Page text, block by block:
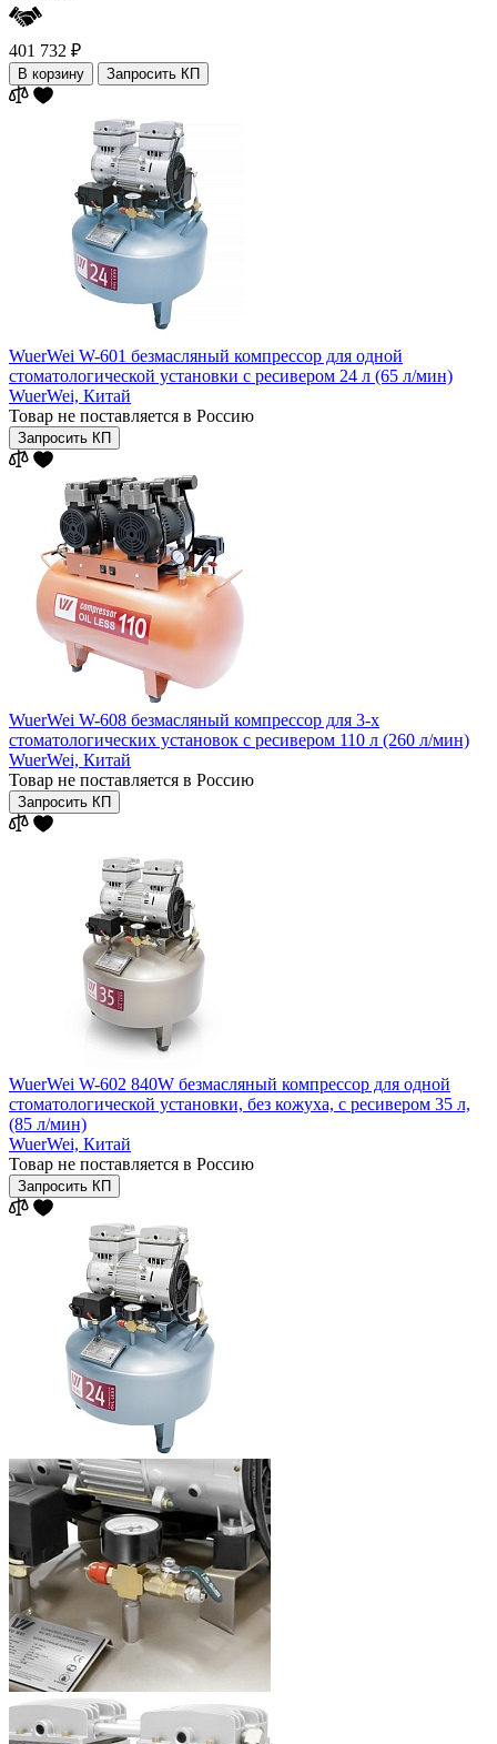
401 732 ₽
В корзину Запросить КП
WuerWei W-601 безмасляный компрессор для одной
стоматологической установки с ресивером 24 л (65 л/мин)
WuerWei, Китай
Товар не поставляется в Россию
Запросить КП
WuerWei W-608 безмасляный компрессор для 3-х
стоматологических установок с ресивером 110 л (260 л/мин)
WuerWei, Китай
Товар не поставляется в Россию
Запросить КП
WuerWei W-602 840W безмасляный компрессор для одной
стоматологической установки, без кожуха, с ресивером 35 л,
(85 л/мин)
WuerWei, Китай
Товар не поставляется в Россию
Запросить КП